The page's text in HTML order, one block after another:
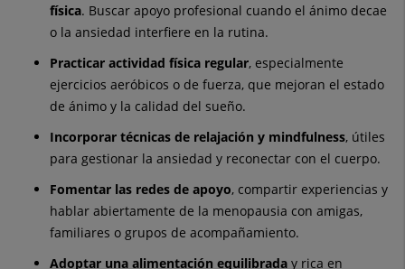
física. Buscar apoyo profesional cuando el ánimo decae
o la ansiedad interfiere en la rutina.
Practicar actividad física regular, especialmente
ejercicios aeróbicos o de fuerza, que mejoran el estado
de ánimo y la calidad del sueño.
Incorporar técnicas de relajación y mindfulness, útiles
para gestionar la ansiedad y reconectar con el cuerpo.
Fomentar las redes de apoyo, compartir experiencias y
hablar abiertamente de la menopausia con amigas,
familiares o grupos de acompañamiento.
Adoptar una alimentación equilibrada y rica en